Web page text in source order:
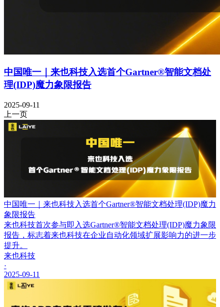
中国唯一｜来也科技入选首个Gartner®智能文档处
理(IDP)魔力象限报告
2025-09-11
上一页
中国唯一｜来也科技入选首个Gartner®智能文档处理(IDP)魔力
象限报告
来也科技首次参与即入选Gartner®智能文档处理(IDP)魔力象限
报告，标志着来也科技在企业自动化领域扩展影响力的进一步
提升。
来也科技
·
2025-09-11